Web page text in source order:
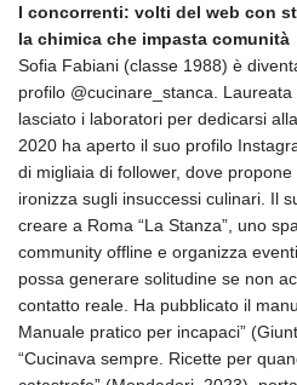
I concorrenti: volti del web con
la chimica che impasta comunità
Sofia Fabiani (classe 1988) è
profilo @cucinare_stanca.
lasciato i laboratori per dedicarsi
2020 ha aperto il suo profilo
di migliaia di follower, dove
ironizza sugli insuccessi culinari. Il
creare a Roma “La Stanza”, uno
community offline e organizza
possa generare solitudine se non
contatto reale. Ha pubblicato il
Manuale pratico per incapaci”
“Cucinava sempre. Ricette per